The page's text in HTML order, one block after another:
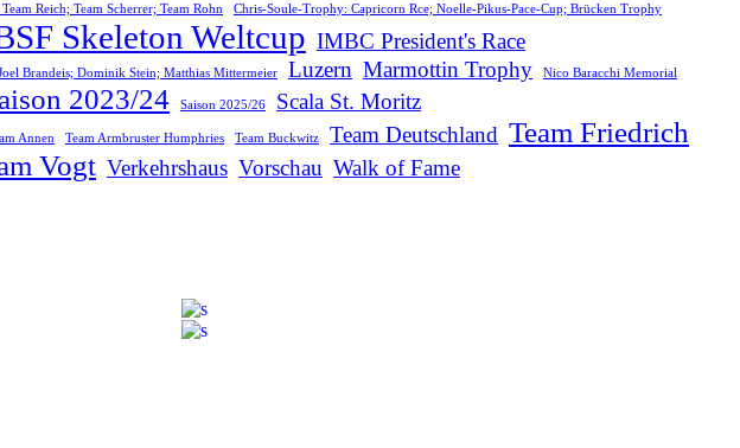
Reich; Team Scherrer; Team Rohn
Chris-Soule-Trophy: Capricorn Rce; Noelle-Pikus-Pace-Cup; Brücken Trophy
Skeleton Weltcup IMBC President's Race
Brandeis; Dominik Stein; Matthias Mittermeier Luzern Marmottin Trophy Nico Baracchi Memorial
2023/24 Saison 2025/26 Scala St. Moritz
Annen Team Armbruster Humphries Team Buckwitz Team Deutschland Team Friedrich
Vogt Verkehrshaus Vorschau Walk of Fame